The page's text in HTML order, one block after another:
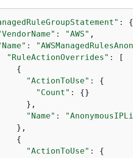
: {
: "AWS" ,
:
"RuleActionOverrides" : [
{
"ActionToUse" : {
"Count" : {}
},
"Name" :
},
{
"ActionToUse" : {